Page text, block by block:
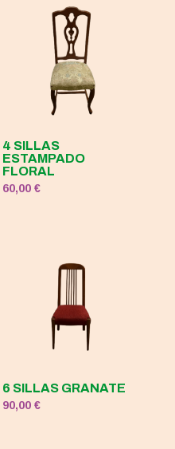
4 SILLAS
ESTAMPADO
FLORAL
60,00€
6 SILLAS GRANATE
90,00€